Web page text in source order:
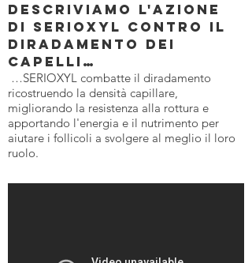
DESCRIVIAMO L'AZIONE
DI SERIOXYL CONTRO IL
DIRADAMENTO DEI
CAPELLI…
…SERIOXYL combatte il diradamento
ricostruendo la densità capillare,
migliorando la resistenza alla rottura e
apportando l'energia e il nutrimento per
aiutare i follicoli a svolgere al meglio il loro
ruolo.